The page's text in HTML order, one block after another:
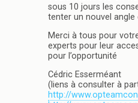
sous 10 jours les
tenter un nouvel angle
Merci à tous pour
experts pour leur
pour l’opportunité
Cédric Esserméant
(liens à consulter à
http://